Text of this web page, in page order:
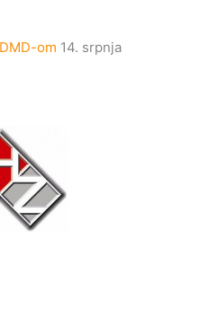
om 14. srpnja